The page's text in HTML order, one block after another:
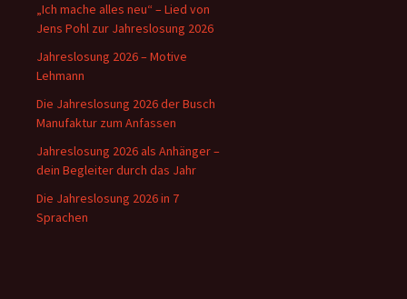
„Ich mache alles neu“ – Lied von
Jens Pohl zur Jahreslosung 2026
Jahreslosung 2026 – Motive
Lehmann
Die Jahreslosung 2026 der Busch
Manufaktur zum Anfassen
Jahreslosung 2026 als Anhänger –
dein Begleiter durch das Jahr
Die Jahreslosung 2026 in 7
Sprachen